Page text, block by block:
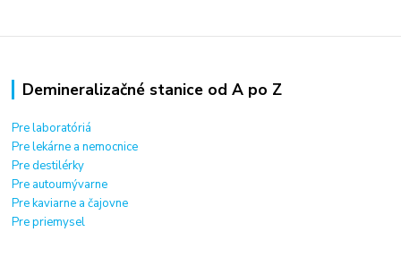
Demineralizačné stanice od A po Z
Pre laboratóriá
Pre lekárne a nemocnice
Pre destilérky
Pre autoumývarne
Pre kaviarne a čajovne
Pre priemysel